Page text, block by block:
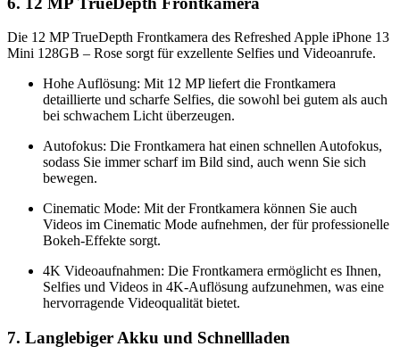
Die 12 MP TrueDepth Frontkamera des Refreshed Apple iPhone 13
Mini 128GB – Rose sorgt für exzellente Selfies und Videoanrufe.
Hohe Auflösung: Mit 12 MP liefert die Frontkamera
detaillierte und scharfe Selfies, die sowohl bei gutem als auch
bei schwachem Licht überzeugen.
Autofokus: Die Frontkamera hat einen schnellen Autofokus,
sodass Sie immer scharf im Bild sind, auch wenn Sie sich
bewegen.
Cinematic Mode: Mit der Frontkamera können Sie auch
Videos im Cinematic Mode aufnehmen, der für professionelle
Bokeh-Effekte sorgt.
4K Videoaufnahmen: Die Frontkamera ermöglicht es Ihnen,
Selfies und Videos in 4K-Auflösung aufzunehmen, was eine
hervorragende Videoqualität bietet.
7. Langlebiger Akku und Schnellladen